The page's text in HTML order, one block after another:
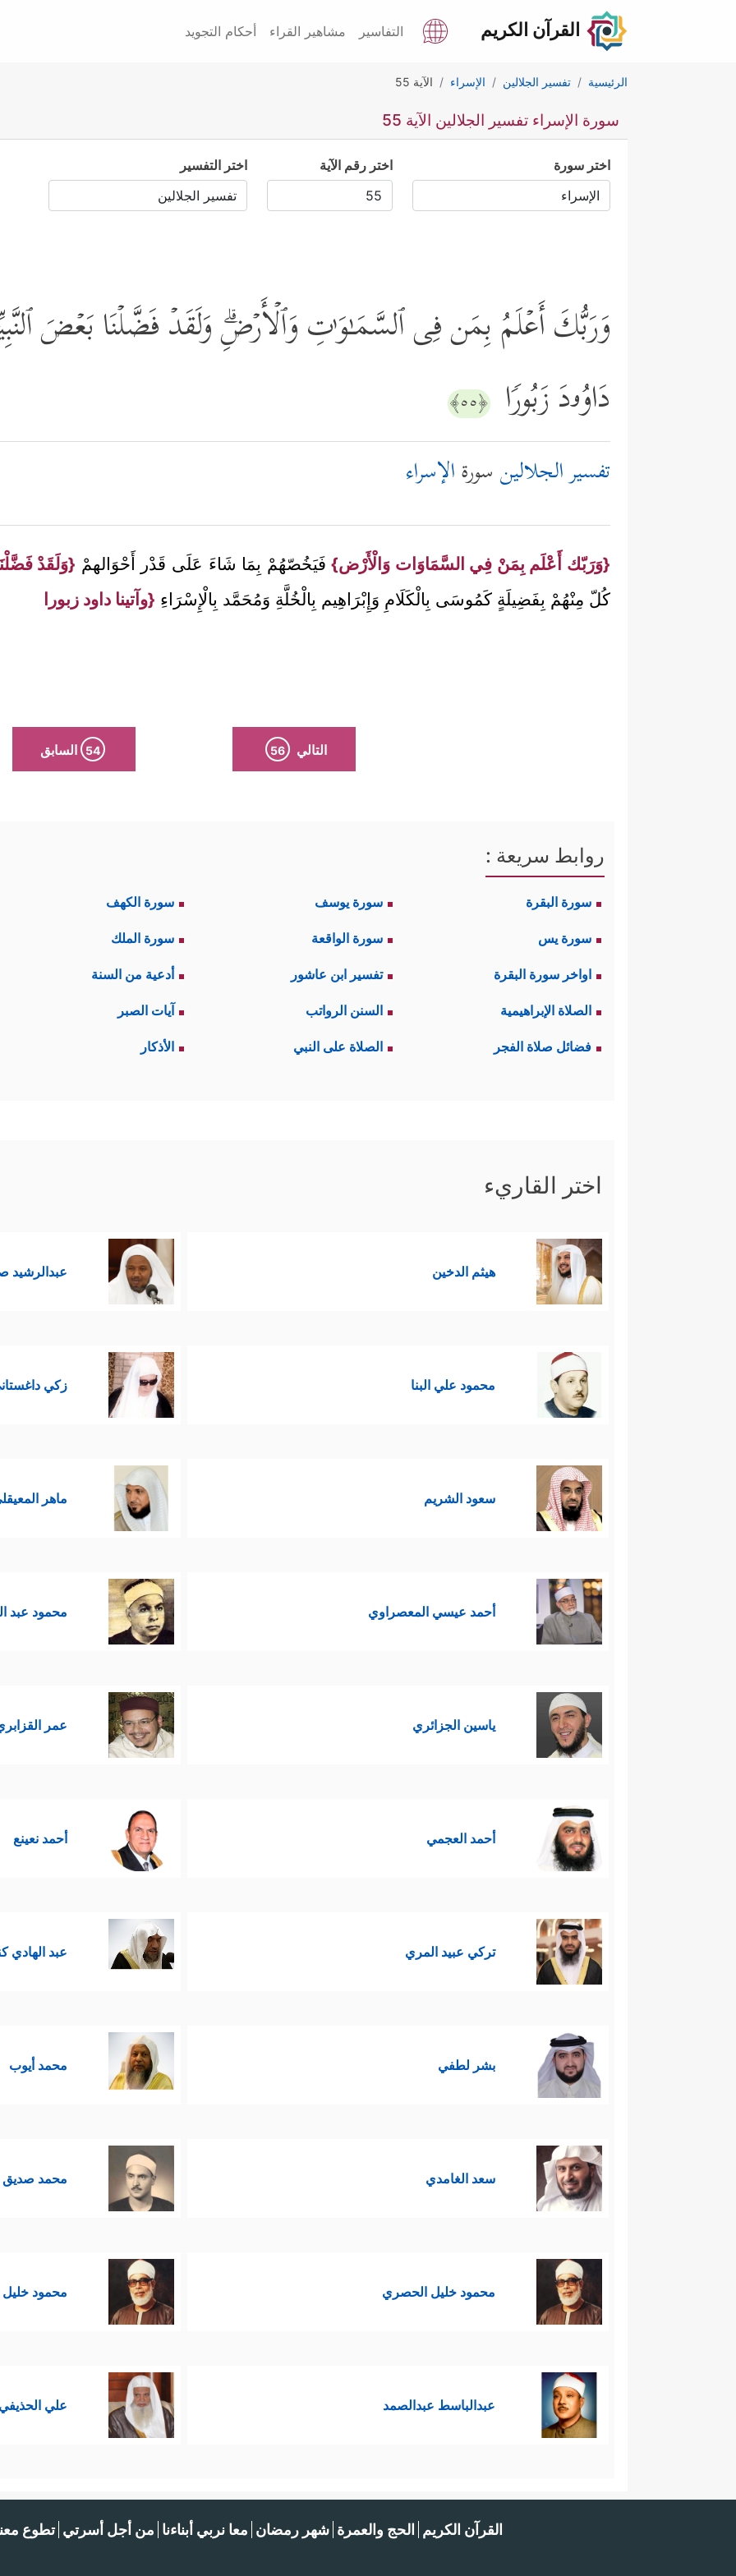
القرآن الكريم التفاسير مشاهير القراء أحكام التجويد
الرئيسية تفسير الجلالين الإسراء الآية 55
سورة الإسراء تفسير الجلالين الآية 55
اختر سورة اختر رقم الآية اختر التفسير
وَرَبُّكَ أَعۡلَمُ بِمَن فِی ٱلسَّمَـٰوَ ٰ⁠تِ وَٱلۡأَرۡضِۗ وَلَقَدۡ فَضَّلۡنَا بَعۡضَ
دَاوُۥدَ زَبُورࣰا ﴿٥٥﴾
تفسير الجلالين سورةالإسراء
{وَرَبّك أَعْلَم بِمَنْ فِي السَّمَاوَات وَالْأَرْض}فَيَخُصّهُمْ بِمَا شَاءَ عَلَى قَدْر أَحْوَالهمْ {وَلَقَدْ
كُلّ مِنْهُمْ بِفَضِيلَةٍ كَمُوسَى بِالْكَلَامِ وَإِبْرَاهِيم بِالْخُلَّةِ وَمُحَمَّد بِالْإِسْرَاءِ {وآتينا داود زبورا
التالي 56
54 السابق
روابط سريعة :
سورة البقرة سورة يوسف سورة الكهف
سورة يس سورة الواقعة سورة الملك
اواخر سورة البقرة تفسير ابن عاشور أدعية من السنة
الصلاة الإبراهيمية السنن الرواتب آيات الصبر
فضائل صلاة الفجر الصلاة على النبي الأذكار
اختر القاريء
هيثم الدخين عبدالرشيد
محمود علي البنا زكي
سعود الشريم ماهر
أحمد عيسي المعصراوي محمود عبد
ياسين الجزائري عمر
أحمد العجمي أحمد نعينع
تركي عبيد المري عبد الهادي
بشر لطفي محمد أيوب
سعد الغامدي محمد صديق
محمود خليل الحصري محمود
عبدالباسط عبدالصمد علي الحذيفي
القرآن الكريم الحج والعمرة شهر رمضان معا نربي أبناءنا من أجل أسرتي تطوع